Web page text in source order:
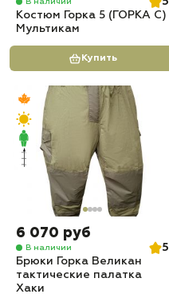
Костюм Горка 5 (ГОРКА С)
Мультикам
Купить
6 070 руб
В наличии
5
Брюки Горка Великан
тактические палатка
Хаки